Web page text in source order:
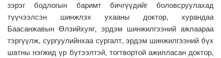
зэрэг бодлогын баримт бичгүүдийг боловсруулахад
түүчээлсэн шинжлэх ухааны доктор, хурандаа
Баасанжавын Өлзийхуяг, эрдэм шинжилгээний ажлаараа
тэргүүлж, сургуулийнхаа сургалт, эрдэм шинжилгээний бүх
шатны нэгжид үр бүтээлтэй, тогтвортой ажилласан доктор,